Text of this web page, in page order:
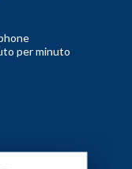
per minuto